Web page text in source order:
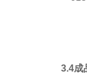
3.4成